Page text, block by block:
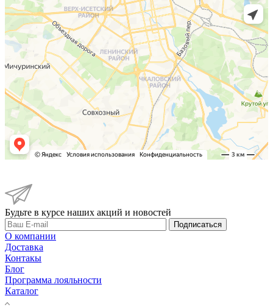
Будьте в курсе наших акций и новостей
Подписаться
О компании
Доставка
Контакы
Блог
Программа лояльности
Каталог